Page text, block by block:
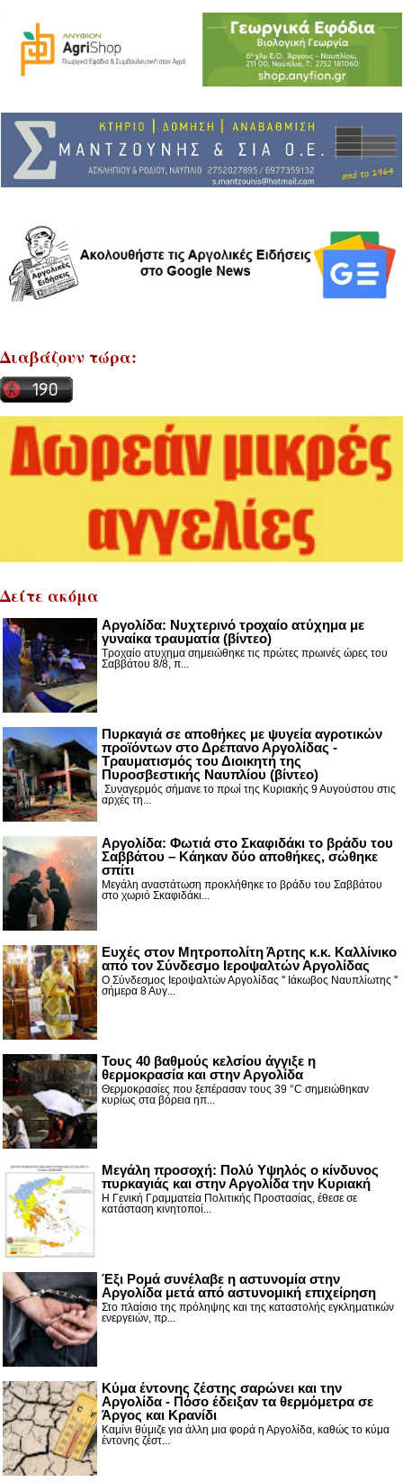
Διαβάζουν τώρα:
Δείτε ακόμα
Αργολίδα: Νυχτερινό τροχαίο ατύχημα με
γυναίκα τραυματία (βίντεο)
Τροχαίο ατυχημα σημειώθηκε τις πρώτες πρωινές ώρες του
Σαββάτου 8/8, π...
Πυρκαγιά σε αποθήκες με ψυγεία αγροτικών
προϊόντων στο Δρέπανο Αργολίδας -
Τραυματισμός του Διοικητή της
Πυροσβεστικής Ναυπλίου (βίντεο)
Συναγερμός σήμανε το πρωί της Κυριακής 9 Αυγούστου στις
αρχές τη...
Αργολίδα: Φωτιά στο Σκαφιδάκι το βράδυ του
Σαββάτου – Κάηκαν δύο αποθήκες, σώθηκε
σπίτι
Μεγάλη αναστάτωση προκλήθηκε το βράδυ του Σαββάτου
στο χωριό Σκαφιδάκι...
Ευχές στον Μητροπολίτη Άρτης κ.κ. Καλλίνικο
από τον Σύνδεσμο Ιεροψαλτών Αργολίδας
Ο Σύνδεσμος Ιεροψαλτών Αργολίδας '' Ιάκωβος Ναυπλίωτης ''
σήμερα 8 Αυγ...
Τους 40 βαθμούς κελσίου άγγιξε η
θερμοκρασία και στην Αργολίδα
Θερμοκρασίες που ξεπέρασαν τους 39 °C σημειώθηκαν
κυρίως στα βόρεια ηπ...
Μεγάλη προσοχή: Πολύ Υψηλός ο κίνδυνος
πυρκαγιάς και στην Αργολίδα την Κυριακή
Η Γενική Γραμματεία Πολιτικής Προστασίας, έθεσε σε
κατάσταση κινητοποί...
Έξι Ρομά συνέλαβε η αστυνομία στην
Αργολίδα μετά από αστυνομική επιχείρηση
Στο πλαίσιο της πρόληψης και της καταστολής εγκληματικών
ενεργειών, πρ...
Κύμα έντονης ζέστης σαρώνει και την
Αργολίδα - Πόσο έδειξαν τα θερμόμετρα σε
Άργος και Κρανίδι
Καμίνι θύμιζε για άλλη μια φορά η Αργολίδα, καθώς το κύμα
έντονης ζέστ...